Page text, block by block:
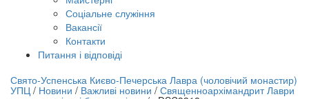
Соціальне служіння
Вакансії
Контакти
Питання і відповіді
трансляція |
12 вересня
Свято-Успенська Києво-Печерська Лавра (чоловічий монастир)
УПЦ / Новини / Важливі новини / Священноархімандрит Лаври